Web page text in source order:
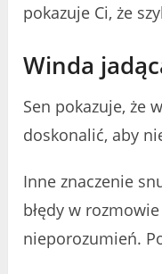
pokazuje Ci, że
Winda
Sen pokazuje, że
doskonalić, aby
Inne znaczenie
błędy w
nieporozumień.